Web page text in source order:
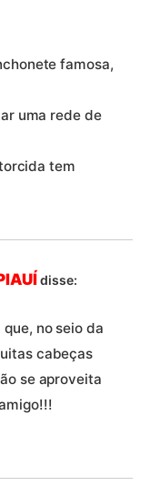
famosa,
uma rede de
tem
disse:
no seio da
cabeças
se aproveita